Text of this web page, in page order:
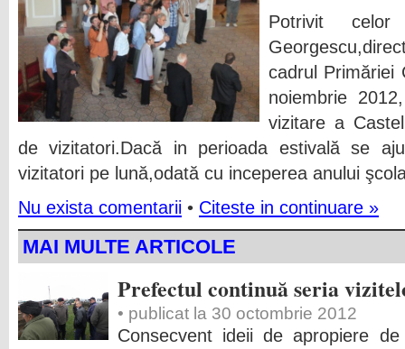
Potrivit
cadrul Primăriei
noiembrie
vizitare a
de vizitatori.Dacă in perioada estivală se
vizitatori pe lună,odată cu inceperea anului
Nu exista comentarii • Citeste in continuare »
MAI MULTE ARTICOLE
Prefectul continuă seria
• publicat la 30 octombrie 2012
Consecvent ideii de apropiere